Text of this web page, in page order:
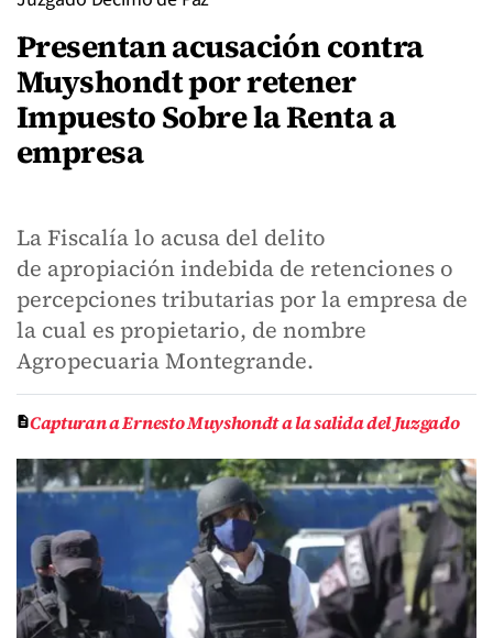
Presentan acusación contra
Muyshondt por retener
Impuesto Sobre la Renta a
empresa
La Fiscalía lo acusa del delito
de apropiación indebida de retenciones o
percepciones tributarias por la empresa de
la cual es propietario, de nombre
Agropecuaria Montegrande.
Capturan a Ernesto Muyshondt a la salida del Juzgado